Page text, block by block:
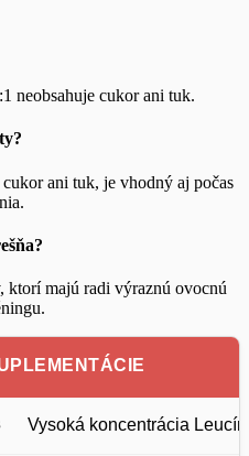
cukor ani tuk.
ani tuk, je vhodný aj počas
ktorí majú radi výraznú ovocnú
Vysoká koncentrácia